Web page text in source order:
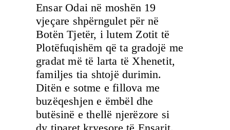
Ensar Odai në moshën 19
vjeçare shpërngulet për në
Botën Tjetër, i lutem Zotit të
Plotëfuqishëm që ta gradojë me
gradat më të larta të Xhenetit,
familjes tia shtojë durimin.
Ditën e sotme e fillova me
buzëqeshjen e ëmbël dhe
butësinë e thellë njerëzore si